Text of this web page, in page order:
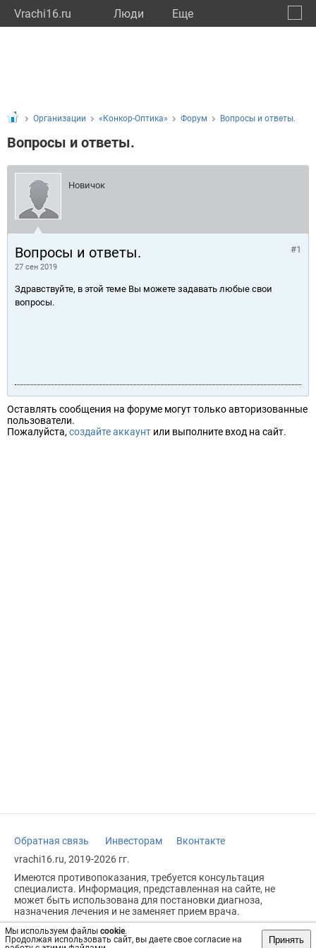
Vrachi16.ru Люди Eще
Мы используем файлы cookie.
Продолжая использовать сайт, вы даете свое согласие на
Принять
Организации «Конкор-Оптика» Форум Вопросы и ответы.
Вопросы и ответы.
Новичок
Вопросы и ответы.
27 сен 2019
#1
Здравствуйте, в этой теме Вы можете задавать любые свои
вопросы.
Оставлять сообщения на форуме могут только авторизованные
пользователи.
Пожалуйста, создайте аккаунт или выполните вход на сайт.
Обратная связь Инвесторам
Вконтакте
vrachi16.ru, 2019-2026 гг.
Имеются противопоказания, требуется консультация
специалиста. Информация, представленная на сайте, не
может быть использована для постановки диагноза,
назначения лечения и не заменяет прием врача.
Возрастное ограничение: 18+